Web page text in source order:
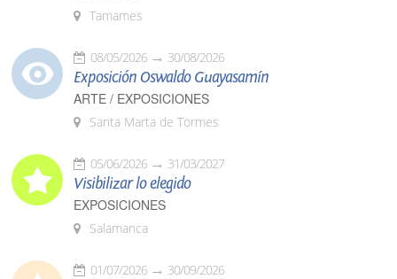
Tamames
08/05/2026 30/08/2026
Exposición Oswaldo Guayasamín
ARTE / EXPOSICIONES
Santa Marta de Tormes
05/06/2026 31/03/2027
Visibilizar lo elegido
EXPOSICIONES
Salamanca
01/07/2026 30/09/2026